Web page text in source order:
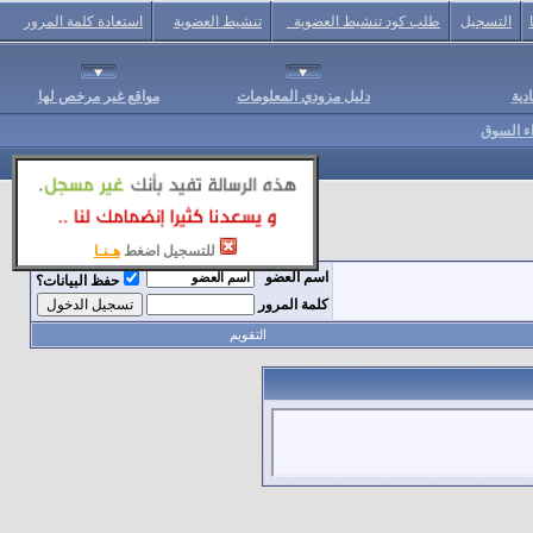
للتسجيل اضغط هـنـا
التسجيل طلب كود تنشيط العضوية تنشيط العضوية استعادة كلمة المرور
دليل مزودي المعلومات مواقع غير مرخص لها
السوق
اسم العضو
حفظ البيانات؟
كلمة المرور
التقويم